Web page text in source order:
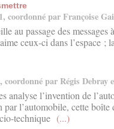
coordonné par Françoise
au passage des messages
ceux-ci dans l’espace ;
coordonné par Régis
analyse l’invention de
par l’automobile, cette boîte
technique (...)